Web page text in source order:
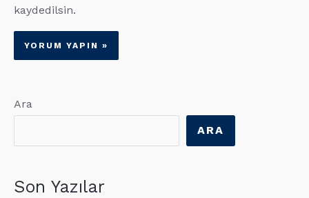
kaydedilsin.
Ara
ARA
Son Yazılar